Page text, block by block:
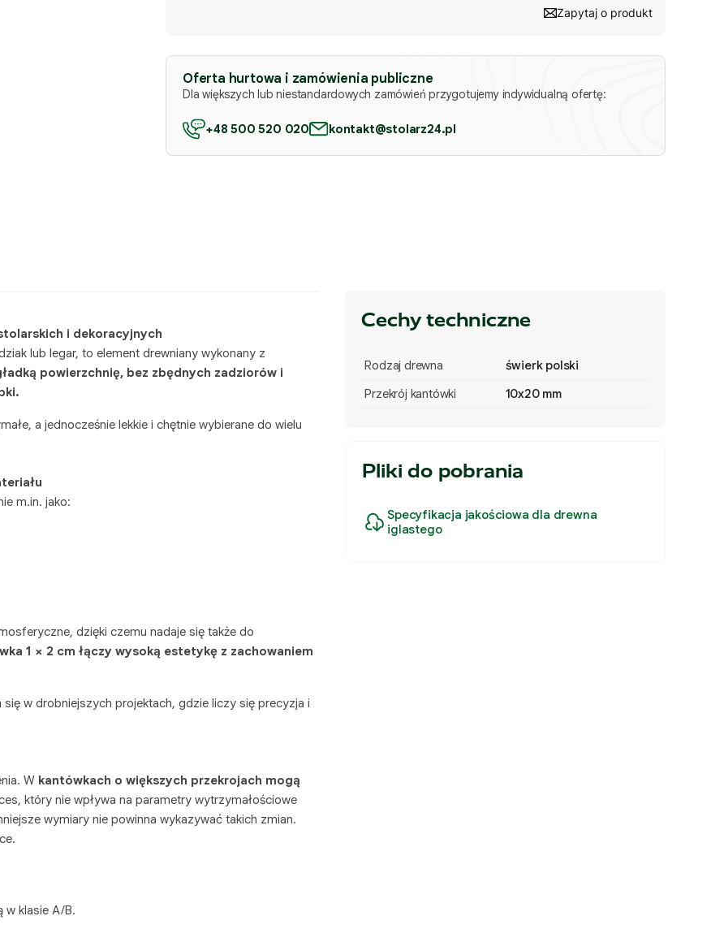
Zapytaj o produkt
Oferta hurtowa i zamówienia publiczne
Dla większych lub niestandardowych zamówień przygotujemy indywidualną ofertę:
+48 500 520 020 kontakt@stolarz24.pl
i dekoracyjnych
lub legar, to element drewniany wykonany z
powierzchnię, bez zbędnych zadziorów i
a jednocześnie lekkie i chętnie wybierane do wielu
m.in. jako:
dzięki czemu nadaje się także do
1 × 2 cm łączy wysoką estetykę z zachowaniem
w drobniejszych projektach, gdzie liczy się precyzja i
W kantówkach o większych przekrojach mogą
który nie wpływa na parametry wytrzymałościowe
wymiary nie powinna wykazywać takich zmian.
w klasie A/B.
Cechy techniczne
Rodzaj drewna
świerk polski
Przekrój kantówki
10x20 mm
Pliki do pobrania
Specyfikacja jakościowa dla drewna
iglastego